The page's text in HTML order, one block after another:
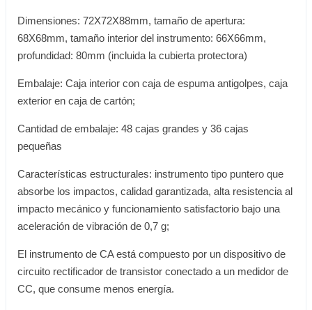
Dimensiones: 72X72X88mm, tamaño de apertura:
68X68mm, tamaño interior del instrumento: 66X66mm,
profundidad: 80mm (incluida la cubierta protectora)
Embalaje: Caja interior con caja de espuma antigolpes, caja
exterior en caja de cartón;
Cantidad de embalaje: 48 cajas grandes y 36 cajas
pequeñas
Características estructurales: instrumento tipo puntero que
absorbe los impactos, calidad garantizada, alta resistencia al
impacto mecánico y funcionamiento satisfactorio bajo una
aceleración de vibración de 0,7 g;
El instrumento de CA está compuesto por un dispositivo de
circuito rectificador de transistor conectado a un medidor de
CC, que consume menos energía.